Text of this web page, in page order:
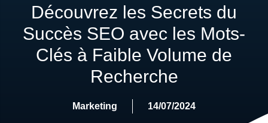
Découvrez les Secrets du
Succès SEO avec les Mots-
Clés à Faible Volume de
Recherche
Marketing 14/07/2024